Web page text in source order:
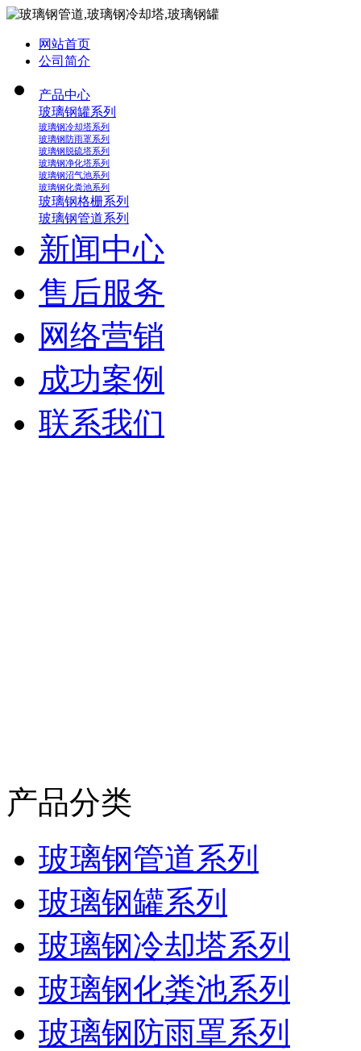
网站首页
公司简介
产品中心
玻璃钢罐系列
玻璃钢冷却塔系列
玻璃钢防雨罩系列
玻璃钢脱硫塔系列
玻璃钢净化塔系列
玻璃钢沼气池系列
玻璃钢化粪池系列
玻璃钢格栅系列
玻璃钢管道系列
新闻中心
售后服务
网络营销
成功案例
联系我们
产品分类
玻璃钢管道系列
玻璃钢罐系列
玻璃钢冷却塔系列
玻璃钢化粪池系列
玻璃钢防雨罩系列